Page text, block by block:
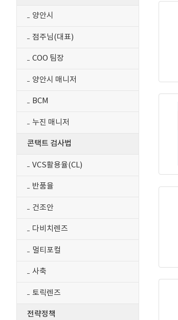
양안시
점주님(대표)
COO 팀장
양안시 매니저
BCM
누진 매니저
콘택트 검사법
VCS활용율(CL)
반품율
건조안
다비치렌즈
멀티포컬
사축
토릭렌즈
전략정책